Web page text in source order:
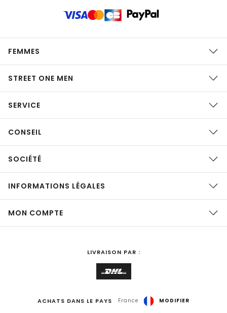
FEMMES
STREET ONE MEN
SERVICE
CONSEIL
SOCIÉTÉ
INFORMATIONS LÉGALES
MON COMPTE
LIVRAISON PAR :
ACHATS DANS LE PAYS France MODIFIER